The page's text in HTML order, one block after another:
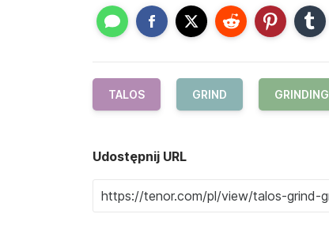
TALOS GRIND GRINDING
Udostępnij URL